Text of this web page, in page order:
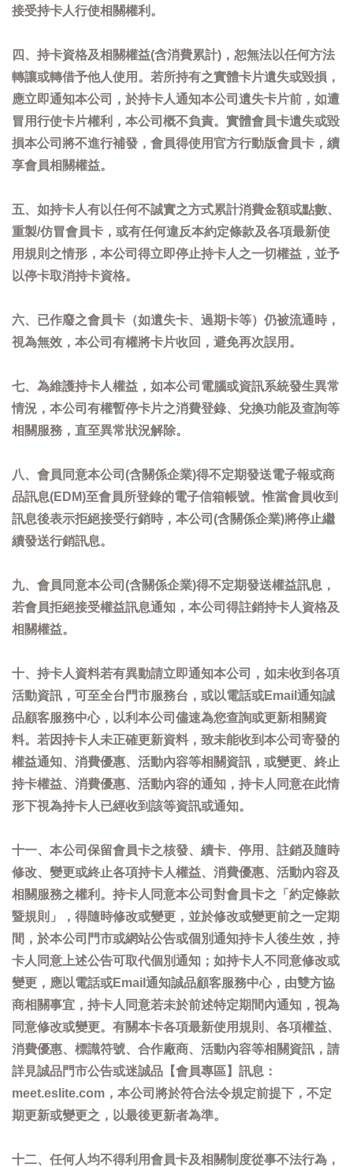
接受持卡人行使相關權利。
四、持卡資格及相關權益(含消費累計)，恕無法以任何方法
轉讓或轉借予他人使用。若所持有之實體卡片遺失或毀損，
應立即通知本公司，於持卡人通知本公司遺失卡片前，如遭
冒用行使卡片權利，本公司概不負責。實體會員卡遺失或毀
損本公司將不進行補發，會員得使用官方行動版會員卡，續
享會員相關權益。
五、如持卡人有以任何不誠實之方式累計消費金額或點數、
重製/仿冒會員卡，或有任何違反本約定條款及各項最新使
用規則之情形，本公司得立即停止持卡人之一切權益，並予
以停卡取消持卡資格。
六、已作廢之會員卡（如遺失卡、過期卡等）仍被流通時，
視為無效，本公司有權將卡片收回，避免再次誤用。
七、為維護持卡人權益，如本公司電腦或資訊系統發生異常
情況，本公司有權暫停卡片之消費登錄、兌換功能及查詢等
相關服務，直至異常狀況解除。
八、會員同意本公司(含關係企業)得不定期發送電子報或商
品訊息(EDM)至會員所登錄的電子信箱帳號。惟當會員收到
訊息後表示拒絕接受行銷時，本公司(含關係企業)將停止繼
續發送行銷訊息。
九、會員同意本公司(含關係企業)得不定期發送權益訊息，
若會員拒絕接受權益訊息通知，本公司得註銷持卡人資格及
相關權益。
十、持卡人資料若有異動請立即通知本公司，如未收到各項
活動資訊，可至全台門市服務台，或以電話或Email通知誠
品顧客服務中心，以利本公司儘速為您查詢或更新相關資
料。若因持卡人未正確更新資料，致未能收到本公司寄發的
權益通知、消費優惠、活動內容等相關資訊，或變更、終止
持卡權益、消費優惠、活動內容的通知，持卡人同意在此情
形下視為持卡人已經收到該等資訊或通知。
十一、本公司保留會員卡之核發、續卡、停用、註銷及隨時
修改、變更或終止各項持卡人權益、消費優惠、活動內容及
相關服務之權利。持卡人同意本公司對會員卡之「約定條款
暨規則」，得隨時修改或變更，並於修改或變更前之一定期
間，於本公司門市或網站公告或個別通知持卡人後生效，持
卡人同意上述公告可取代個別通知；如持卡人不同意修改或
變更，應以電話或Email通知誠品顧客服務中心，由雙方協
商相關事宜，持卡人同意若未於前述特定期間內通知，視為
同意修改或變更。有關本卡各項最新使用規則、各項權益、
消費優惠、標識符號、合作廠商、活動內容等相關資訊，請
詳見誠品門市公告或迷誠品【會員專區】訊息：
meet.eslite.com，本公司將於符合法令規定前提下，不定
期更新或變更之，以最後更新者為準。
十二、任何人均不得利用會員卡及相關制度從事不法行為，